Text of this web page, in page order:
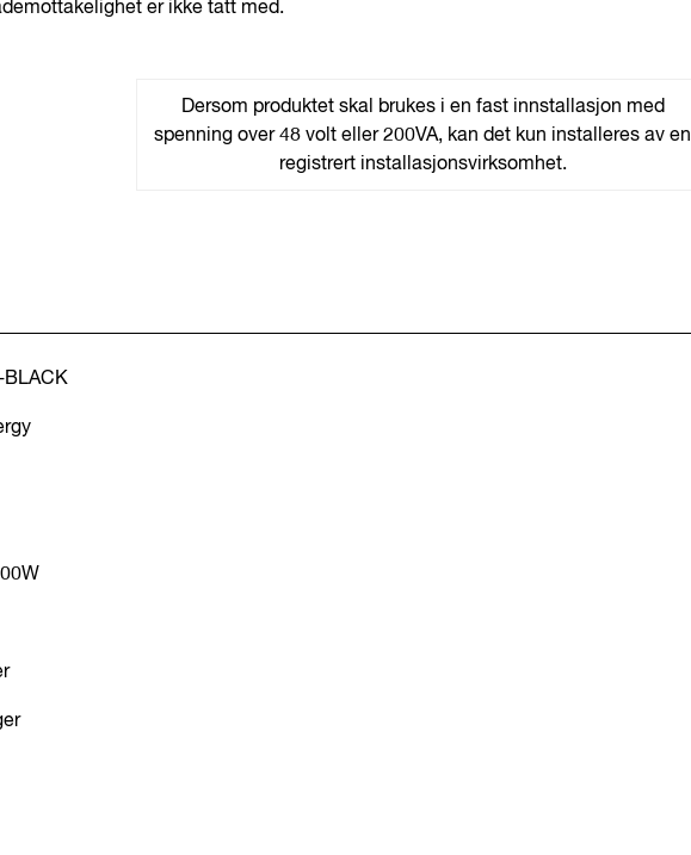
er ikke tatt med.
Dersom produktet skal brukes i en fast innstallasjon med
spenning over 48 volt eller 200VA, kan det kun installeres av en
registrert installasjonsvirksomhet.
BLACK